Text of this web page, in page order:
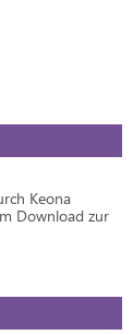
Keona
Download zur